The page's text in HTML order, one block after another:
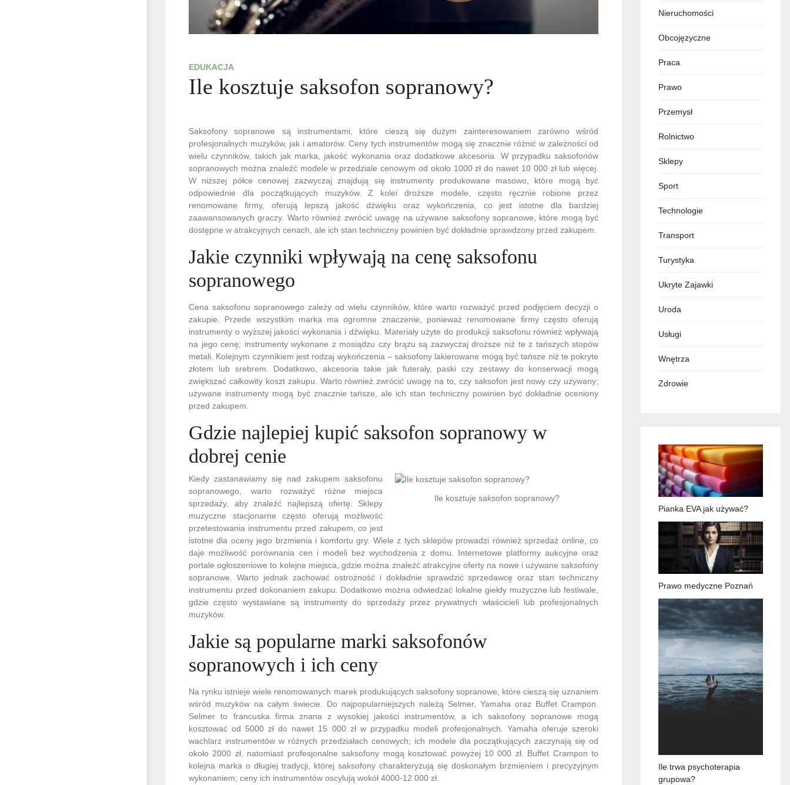
EDUKACJA
Ile kosztuje saksofon sopranowy?
Saksofony sopranowe są instrumentami, które cieszą się dużym zainteresowaniem zarówno wśród
profesjonalnych muzyków, jak i amatorów. Ceny tych instrumentów mogą się znacznie różnić w zależności od
wielu czynników, takich jak marka, jakość wykonania oraz dodatkowe akcesoria. W przypadku saksofonów
sopranowych można znaleźć modele w przedziale cenowym od około 1000 zł do nawet 10 000 zł lub więcej.
W niższej półce cenowej zazwyczaj znajdują się instrumenty produkowane masowo, które mogą być
odpowiednie dla początkujących muzyków. Z kolei droższe modele, często ręcznie robione przez
renomowane firmy, oferują lepszą jakość dźwięku oraz wykończenia, co jest istotne dla bardziej
zaawansowanych graczy. Warto również zwrócić uwagę na używane saksofony sopranowe, które mogą być
dostępne w atrakcyjnych cenach, ale ich stan techniczny powinien być dokładnie sprawdzony przed zakupem.
Jakie czynniki wpływają na cenę saksofonu
sopranowego
Cena saksofonu sopranowego zależy od wielu czynników, które warto rozważyć przed podjęciem decyzji o
zakupie. Przede wszystkim marka ma ogromne znaczenie, ponieważ renomowane firmy często oferują
instrumenty o wyższej jakości wykonania i dźwięku. Materiały użyte do produkcji saksofonu również wpływają
na jego cenę; instrumenty wykonane z mosiądzu czy brązu są zazwyczaj droższe niż te z tańszych stopów
metali. Kolejnym czynnikiem jest rodzaj wykończenia – saksofony lakierowane mogą być tańsze niż te pokryte
złotem lub srebrem. Dodatkowo, akcesoria takie jak futerały, paski czy zestawy do konserwacji mogą
zwiększać całkowity koszt zakupu. Warto również zwrócić uwagę na to, czy saksofon jest nowy czy używany;
używane instrumenty mogą być znacznie tańsze, ale ich stan techniczny powinien być dokładnie oceniony
przed zakupem.
Gdzie najlepiej kupić saksofon sopranowy w
dobrej cenie
Ile kosztuje saksofon sopranowy?
Kiedy zastanawiamy się nad zakupem saksofonu
sopranowego, warto rozważyć różne miejsca
sprzedaży, aby znaleźć najlepszą ofertę. Sklepy
muzyczne stacjonarne często oferują możliwość
przetestowania instrumentu przed zakupem, co jest
istotne dla oceny jego brzmienia i komfortu gry. Wiele z tych sklepów prowadzi również sprzedaż online, co
daje możliwość porównania cen i modeli bez wychodzenia z domu. Internetowe platformy aukcyjne oraz
portale ogłoszeniowe to kolejne miejsca, gdzie można znaleźć atrakcyjne oferty na nowe i używane saksofony
sopranowe. Warto jednak zachować ostrożność i dokładnie sprawdzić sprzedawcę oraz stan techniczny
instrumentu przed dokonaniem zakupu. Dodatkowo można odwiedzać lokalne giełdy muzyczne lub festiwale,
gdzie często wystawiane są instrumenty do sprzedaży przez prywatnych właścicieli lub profesjonalnych
muzyków.
Jakie są popularne marki saksofonów
sopranowych i ich ceny
Na rynku istnieje wiele renomowanych marek produkujących saksofony sopranowe, które cieszą się uznaniem
wśród muzyków na całym świecie. Do najpopularniejszych należą Selmer, Yamaha oraz Buffet Crampon.
Selmer to francuska firma znana z wysokiej jakości instrumentów, a ich saksofony sopranowe mogą
kosztować od 5000 zł do nawet 15 000 zł w przypadku modeli profesjonalnych. Yamaha oferuje szeroki
wachlarz instrumentów w różnych przedziałach cenowych; ich modele dla początkujących zaczynają się od
około 2000 zł, natomiast profesjonalne saksofony mogą kosztować powyżej 10 000 zł. Buffet Crampon to
kolejna marka o długiej tradycji, której saksofony charakteryzują się doskonałym brzmieniem i precyzyjnym
wykonaniem; ceny ich instrumentów oscylują wokół 4000-12 000 zł.
Nieruchomości
Obcojęzyczne
Praca
Prawo
Przemysł
Rolnictwo
Sklepy
Sport
Technologie
Transport
Turystyka
Ukryte Zajawki
Uroda
Usługi
Wnętrza
Zdrowie
Pianka EVA jak używać?
Prawo medyczne Poznań
Ile trwa psychoterapia
grupowa?